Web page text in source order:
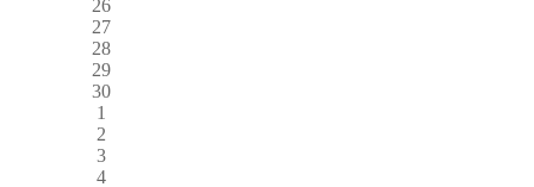
26
27
28
29
30
1
2
3
4